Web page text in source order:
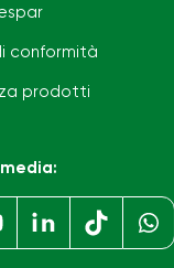
conformità
prodotti